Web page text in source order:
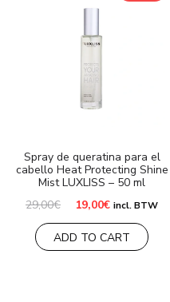
NANO GOLD
ACCESORIOS
Envío y Pago
Preguntas frecuentes
Contacto
Spray de queratina para el
cabello Heat Protecting Shine
Mist LUXLISS – 50 ml
29,00€ El
original
era:
29,00€.
19,00€El
actual
es:
19,00€.
incl. BTW
ADD TO CART